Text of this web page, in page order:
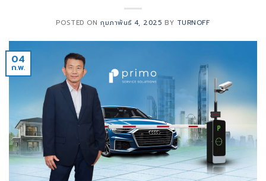
POSTED ONกุมภาพันธ์ 4, 2025 BY TURNOFF
04
ก.พ.